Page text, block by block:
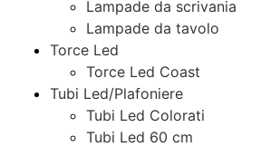
Lampade da scrivania
Lampade da tavolo
Torce Led
Torce Led Coast
Tubi Led/Plafoniere
Tubi Led Colorati
Tubi Led 60 cm